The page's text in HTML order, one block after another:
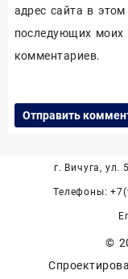
адрес сайта в
последующих моих
комментариев.
г. Вичуга, ул.
Телефоны:
©